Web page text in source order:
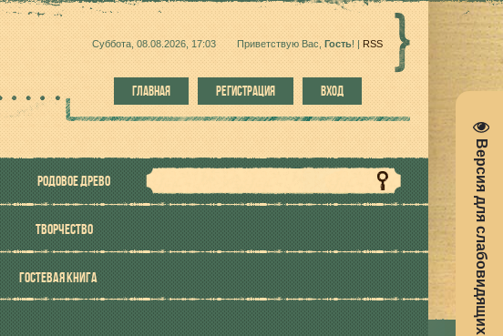
Версия для слабовидящих
Суббота, 08.08.2026, 17:03 Приветствую Вас Гость! | RSS
ГЛАВНАЯ РЕГИСТРАЦИЯ ВХОД
РОДОВОЕ ДРЕВО
ТВОРЧЕСТВО
ГОСТЕВАЯ КНИГА